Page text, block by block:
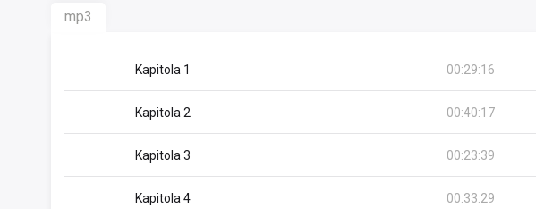
mp3
Kapitola 1 00:29:16
Kapitola 2 00:40:17
Kapitola 3 00:23:39
Kapitola 4 00:33:29